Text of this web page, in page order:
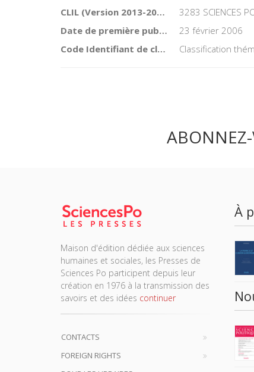
CLIL (Version 2013-2019 )
3283 SCIENCES
Date de première publication du titre
23 février 2006
Code Identifiant de classement sujet
Classification
Maison d'édition dédiée aux sciences
humaines et sociales, les Presses de
Sciences Po participent depuis leur
création en 1976 à la transmission des
savoirs et des idées continuer
CONTACTS
FOREIGN RIGHTS
À